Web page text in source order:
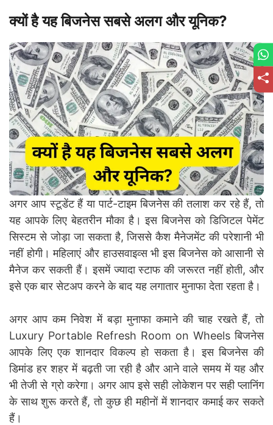
क्यों है यह बिजनेस सबसे अलग और यूनिक?
अगर आप स्टूडेंट हैं या पार्ट-टाइम बिजनेस की तलाश कर रहे हैं, तो
यह आपके लिए बेहतरीन मौका है। इस बिजनेस को डिजिटल पेमेंट
सिस्टम से जोड़ा जा सकता है, जिससे कैश मैनेजमेंट की परेशानी भी
नहीं होगी। महिलाएं और हाउसवाइव्स भी इस बिजनेस को आसानी से
मैनेज कर सकती हैं। इसमें ज्यादा स्टाफ की जरूरत नहीं होती, और
इसे एक बार सेटअप करने के बाद यह लगातार मुनाफा देता रहता है।
अगर आप कम निवेश में बड़ा मुनाफा कमाने की चाह रखते हैं, तो
Luxury Portable Refresh Room on Wheels बिजनेस
आपके लिए एक शानदार विकल्प हो सकता है। इस बिजनेस की
डिमांड हर शहर में बढ़ती जा रही है और आने वाले समय में यह और
भी तेजी से ग्रो करेगा। अगर आप इसे सही लोकेशन पर सही प्लानिंग
के साथ शुरू करते हैं, तो कुछ ही महीनों में शानदार कमाई कर सकते
हैं।